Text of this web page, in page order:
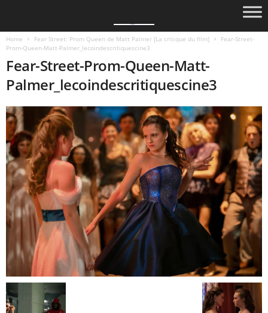
Home Fear Street: Prom Queen de Matt Palmer [La critique du film]
Fear-Street-
Prom-Queen-Matt-Palmer_lecoindescritiquescine3
Fear-Street-Prom-Queen-Matt-
Palmer_lecoindescritiquescine3